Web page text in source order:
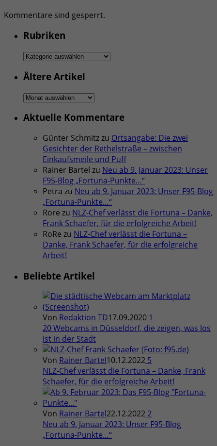
Kommentare sind gesperrt.
Rubriken
Rubriken
Ältere Artikel
Ältere
Aktuelle Kommentare
Günter Schmitzzu Ortsangabe: Die zwei
Gesichter der Rethelstraße – zwischen
Einkaufsmeile und Puff
Rainer Bartel zu Neu ab 9. Januar 2023: Unser
F95-Blog „Fortuna-Punkte…“
Petra zu Neu ab 9. Januar 2023: Unser F95-Blog
„Fortuna-Punkte…“
Rore zu NLZ-Chef verlässt die Fortuna – Danke,
Frank Schaefer, für die erfolgreiche Arbeit!
RoRe zu NLZ-Chef verlässt die Fortuna –
Danke, Frank Schaefer, für die erfolgreiche
Arbeit!
Beliebte Artikel
Von Redaktion TD17.09.2020 1
20 Webcams in Düsseldorf, die zeigen, was los
ist in der Stadt
Von Rainer Bartel10.12.2022 5
NLZ-Chef verlässt die Fortuna – Danke, Frank
Schaefer, für die erfolgreiche Arbeit!
Von Rainer Bartel22.12.2022 2
Neu ab 9. Januar 2023: Unser F95-Blog
„Fortuna-Punkte…“